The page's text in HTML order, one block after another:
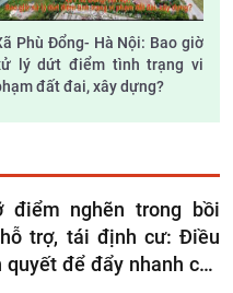
Phù Đổng- Hà Nội: Bao giờ
lý dứt điểm tình trạng vi
đất đai, xây dựng?
điểm nghẽn trong bồi
trợ, tái định cư: Điều
quyết để đẩy nhanh các